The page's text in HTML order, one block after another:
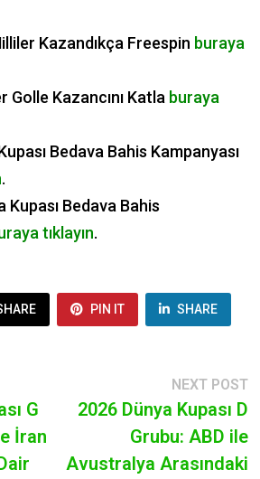
Kazandıkça Freespin buraya
Golle Kazancını Katla buraya
Bedava Bahis Kampanyası
.
Kupası Bedava Bahis
tıklayın.
PIN IT SHARE
G
İran
NEXT POST
2026 Dünya Kupası D
Grubu: ABD ile
Avustralya Arasındaki